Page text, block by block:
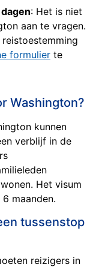
: Het is niet
aan te vragen.
formulier te
Washington?
kunnen
verblijf in de
Het visum
maanden.
tussenstop
reizigers in